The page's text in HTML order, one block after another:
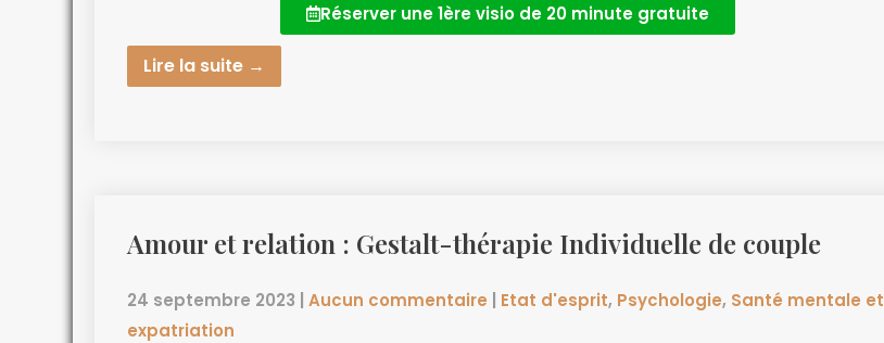
Réserver une 1ère visio de 20 minute gratuite
Lire la suite →
Amour et relation : Gestalt-thérapie Individuelle de couple
24 septembre 2023 Aucun commentaire Etat d'esprit, Psychologie, Santé mentale et
expatriation